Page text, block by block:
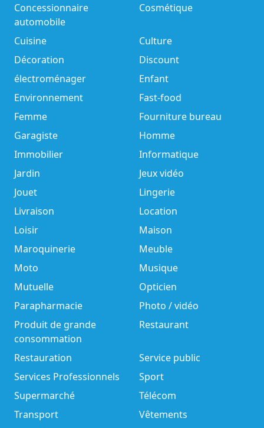
Concessionnaire
automobile
Cosmétique
Cuisine
Culture
Décoration
Discount
électroménager
Enfant
Environnement
Fast-food
Femme
Fourniture bureau
Garagiste
Homme
Immobilier
Informatique
Jardin
Jeux vidéo
Jouet
Lingerie
Livraison
Location
Loisir
Maison
Maroquinerie
Meuble
Moto
Musique
Mutuelle
Opticien
Parapharmacie
Photo / vidéo
Produit de grande
consommation
Restaurant
Restauration
Service public
Services Professionnels
Sport
Supermarché
Télécom
Transport
Vêtements